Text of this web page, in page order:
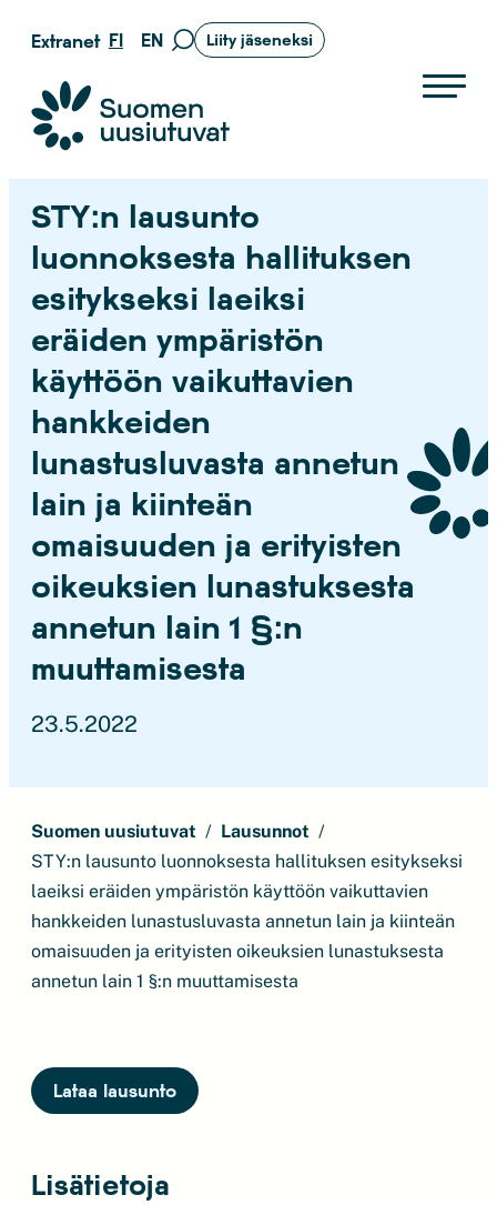
Siirry
sisältöön
Extranet FI EN
Siirry
Liity jäseneksi
Suomen uusiutuvat ry
STY:n lausunto
luonnoksesta hallituksen
esitykseksi laeiksi
eräiden ympäristön
käyttöön vaikuttavien
hankkeiden
lunastusluvasta annetun
lain ja kiinteän
omaisuuden ja erityisten
oikeuksien lunastuksesta
annetun lain 1 §:n
muuttamisesta
23.5.2022
Suomen uusiutuvat
Lausunnot
STY:n lausunto luonnoksesta hallituksen esitykseksi
laeiksi eräiden ympäristön käyttöön vaikuttavien
hankkeiden lunastusluvasta annetun lain ja kiinteän
omaisuuden ja erityisten oikeuksien lunastuksesta
annetun lain 1 §:n muuttamisesta
Lataa lausunto
Lisätietoja